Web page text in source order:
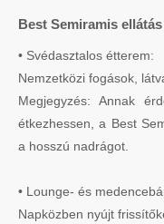
Best Semiramis ellátás
• Svédasztalos étterem:
Nemzetközi fogások,
Megjegyzés: Annak
étkezhessen, a Best
a hosszú nadrágot.
• Lounge- és
Napközben nyújt